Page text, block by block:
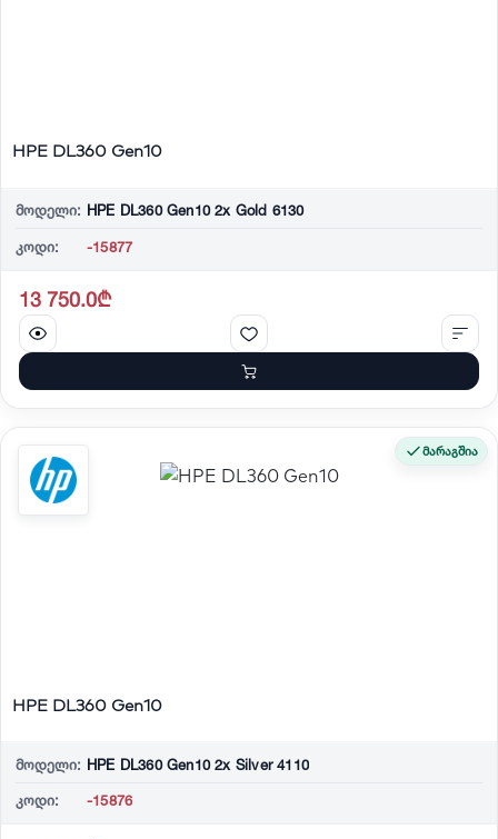
HPE DL360 Gen10
მოდელი: HPE DL360 Gen10 2x Gold 6130
კოდი: -15877
13 750.0₾
მარაგშია
HPE DL360 Gen10
მოდელი: HPE DL360 Gen10 2x Silver 4110
კოდი: -15876